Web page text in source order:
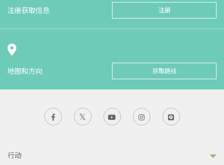
注册获取信息 注册
地图和方向 获取路线
行动